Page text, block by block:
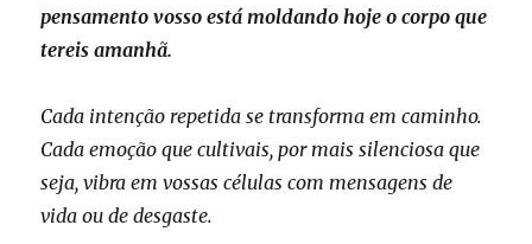
pensamento vosso está moldando hoje o corpo que
tereis amanhã.
Cada intenção repetida se transforma em caminho.
Cada emoção que cultivais, por mais silenciosa que
seja, vibra em vossas células com mensagens de
vida ou de desgaste.